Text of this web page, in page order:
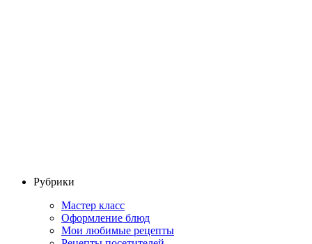
Рубрики
Мастер класс
Оформление блюд
Мои любимые рецепты